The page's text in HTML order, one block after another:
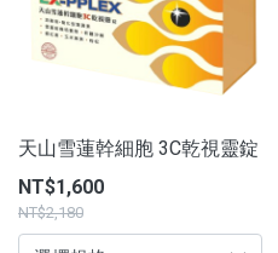
天山雪蓮幹細胞 3C乾視靈錠
NT$1,600
NT$2,180